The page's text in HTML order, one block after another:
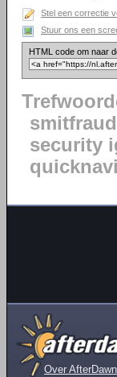
Stel een correctie
Stuur ons een
HTML code om naar
security
Over AfterDawn